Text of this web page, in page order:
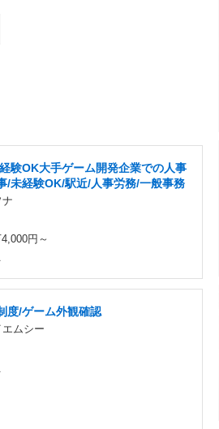
験OK大手ゲーム開発企業での人事
/未経験OK/駅近/人事労務/一般事務
円～
度/ゲーム外観確認
ムシー